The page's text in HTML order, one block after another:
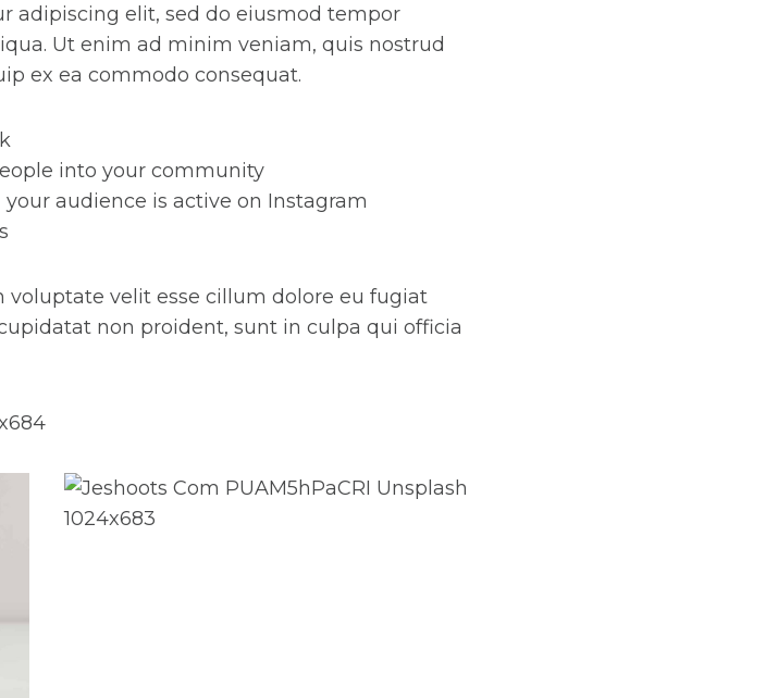
adipiscing elit, sed do eiusmod tempor
Ut enim ad minim veniam, quis nostrud
ex ea commodo consequat.
into your community
audience is active on Instagram
velit esse cillum dolore eu fugiat
non proident, sunt in culpa qui officia